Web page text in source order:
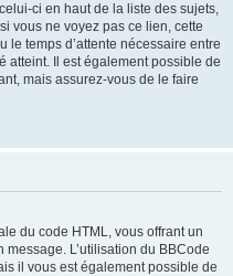
ci en haut de la liste des sujets,
vous ne voyez pas ce lien, cette
le temps d’attente nécessaire entre
atteint. Il est également possible de
mais assurez-vous de le faire
du code HTML, vous offrant un
L’utilisation du BBCode
il vous est également possible de